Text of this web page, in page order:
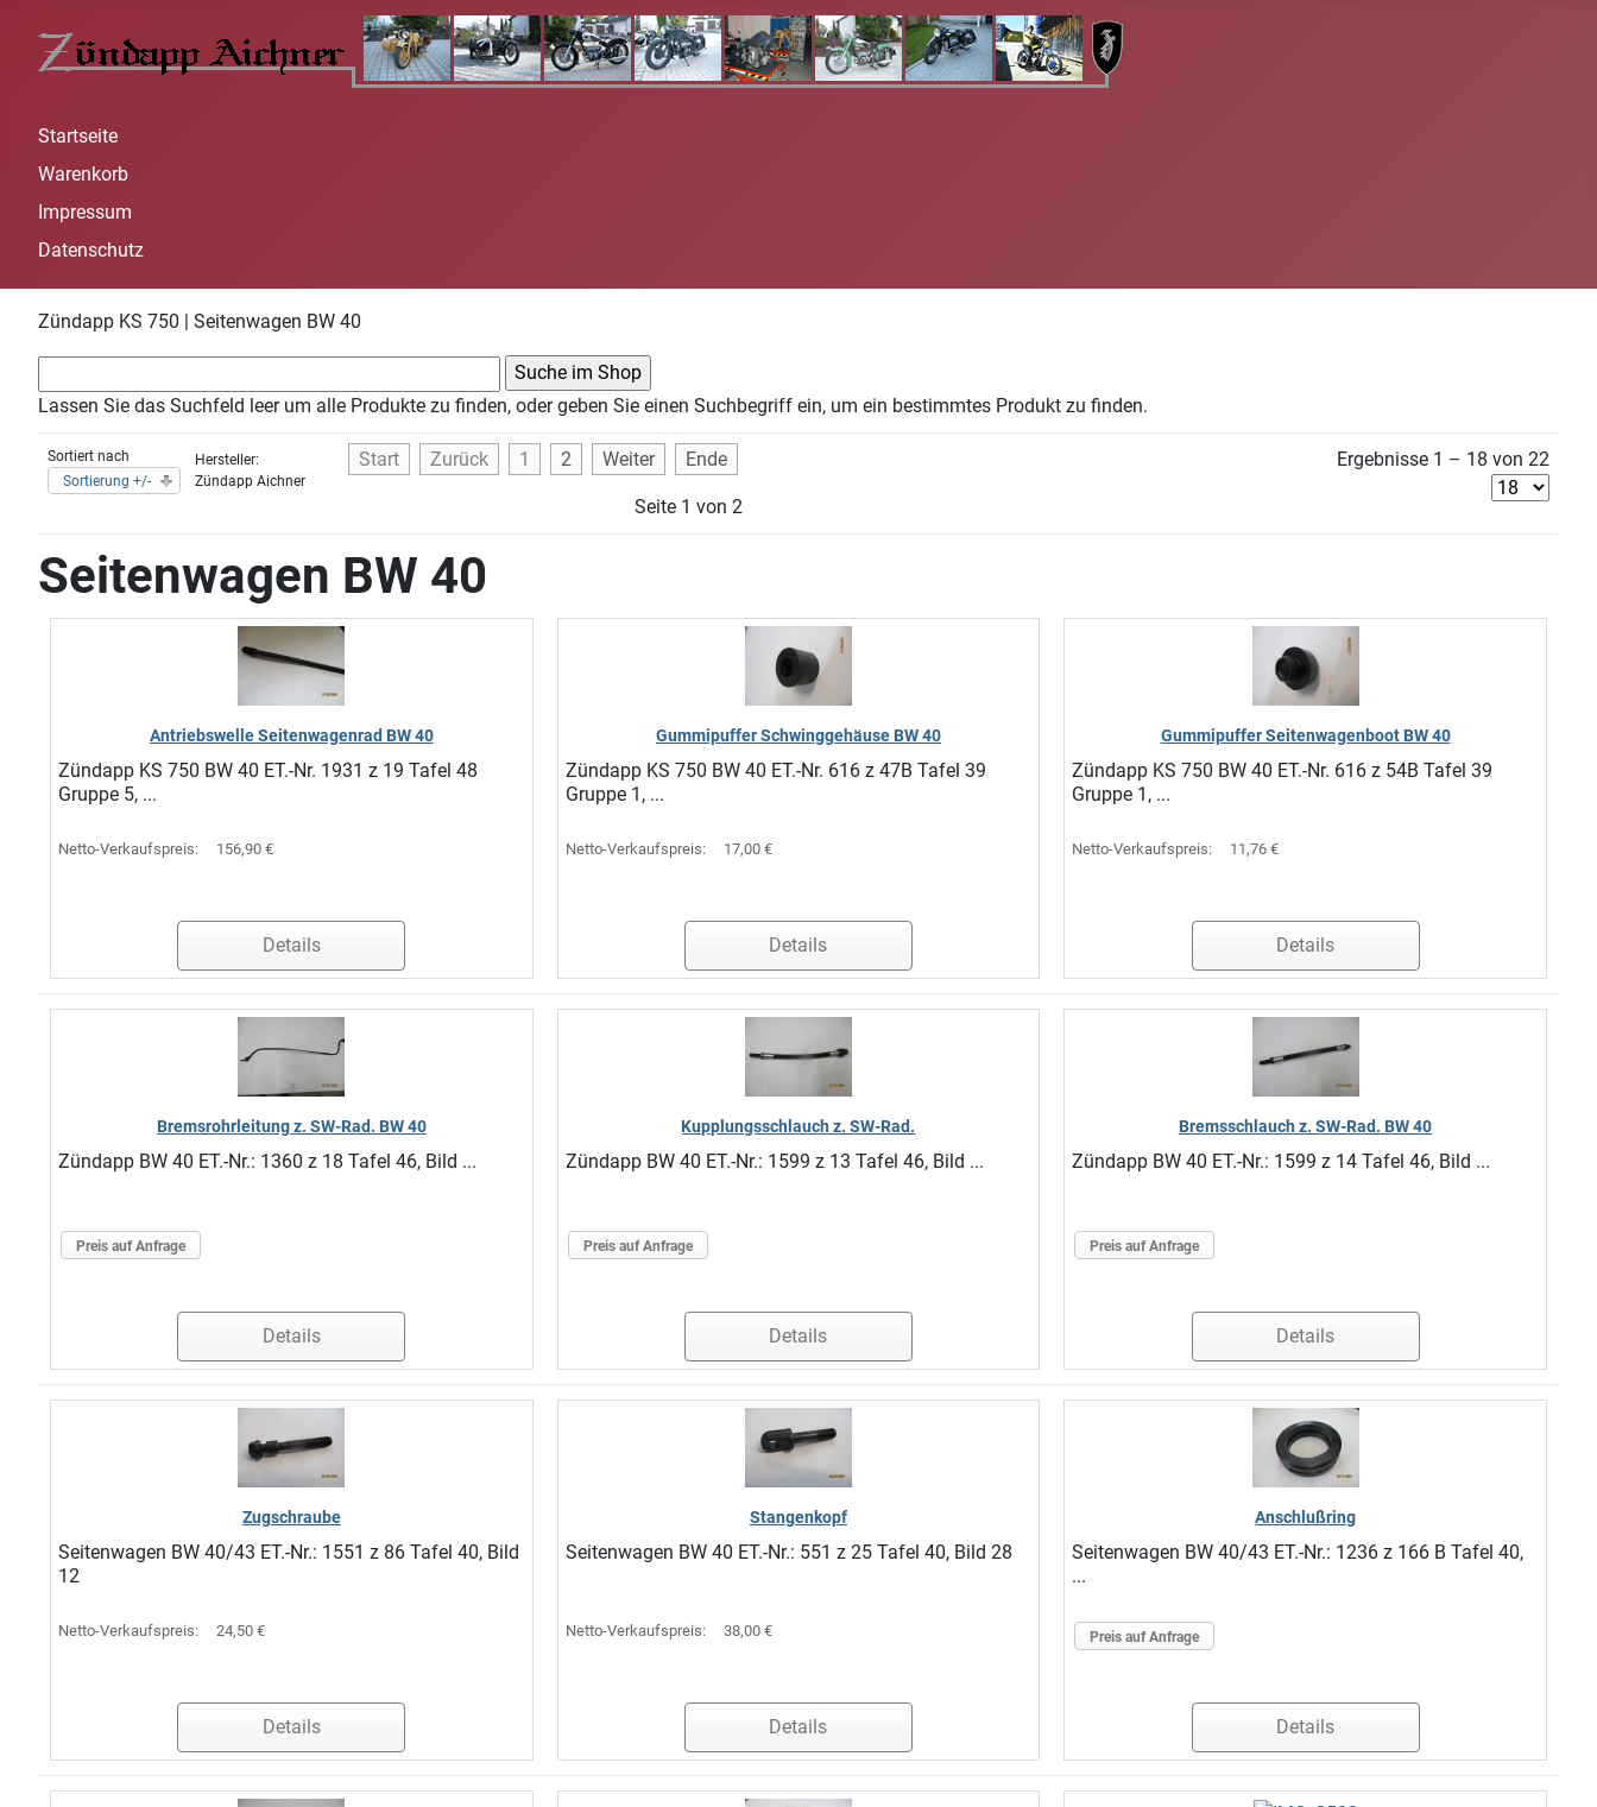
Startseite
Warenkorb
Impressum
Datenschutz
Zündapp KS 750 | Seitenwagen BW 40
Lassen Sie das Suchfeld leer um alle Produkte zu finden, oder geben Sie einen Suchbegriff ein, um ein bestimmtes Produkt zu finden.
Sortiert nach
Sortierung +/-
Hersteller:
Zündapp Aichner
Start Zurück 1 2 Weiter Ende
Seite 1 von 2
Ergebnisse 1 – 18 von 22
Seitenwagen BW 40
Antriebswelle Seitenwagenrad BW 40
Zündapp KS 750 BW 40 ET.-Nr. 1931 z 19 Tafel 48
Gruppe 5, ...
Netto-Verkaufspreis: 156,90 €
Details
Gummipuffer Schwinggehäuse BW 40
Zündapp KS 750 BW 40 ET.-Nr. 616 z 47B Tafel 39
Gruppe 1, ...
Netto-Verkaufspreis: 17,00 €
Details
Gummipuffer Seitenwagenboot BW 40
Zündapp KS 750 BW 40 ET.-Nr. 616 z 54B Tafel 39
Gruppe 1, ...
Netto-Verkaufspreis: 11,76 €
Details
Bremsrohrleitung z. SW-Rad. BW 40
Zündapp BW 40 ET.-Nr.: 1360 z 18 Tafel 46, Bild ...
Preis auf Anfrage
Details
Kupplungsschlauch z. SW-Rad.
Zündapp BW 40 ET.-Nr.: 1599 z 13 Tafel 46, Bild ...
Preis auf Anfrage
Details
Bremsschlauch z. SW-Rad. BW 40
Zündapp BW 40 ET.-Nr.: 1599 z 14 Tafel 46, Bild ...
Preis auf Anfrage
Details
Zugschraube
Seitenwagen BW 40/43 ET.-Nr.: 1551 z 86 Tafel 40, Bild
12
Netto-Verkaufspreis: 24,50 €
Details
Stangenkopf
Seitenwagen BW 40 ET.-Nr.: 551 z 25 Tafel 40, Bild 28
Netto-Verkaufspreis: 38,00 €
Details
Anschlußring
Seitenwagen BW 40/43 ET.-Nr.: 1236 z 166 B Tafel 40,
...
Preis auf Anfrage
Details